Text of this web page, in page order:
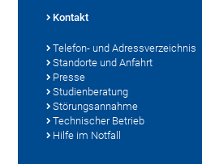
Kontakt
Telefon- und Adressverzeichnis
Standorte und Anfahrt
Presse
Studienberatung
Störungsannahme
Technischer Betrieb
Hilfe im Notfall